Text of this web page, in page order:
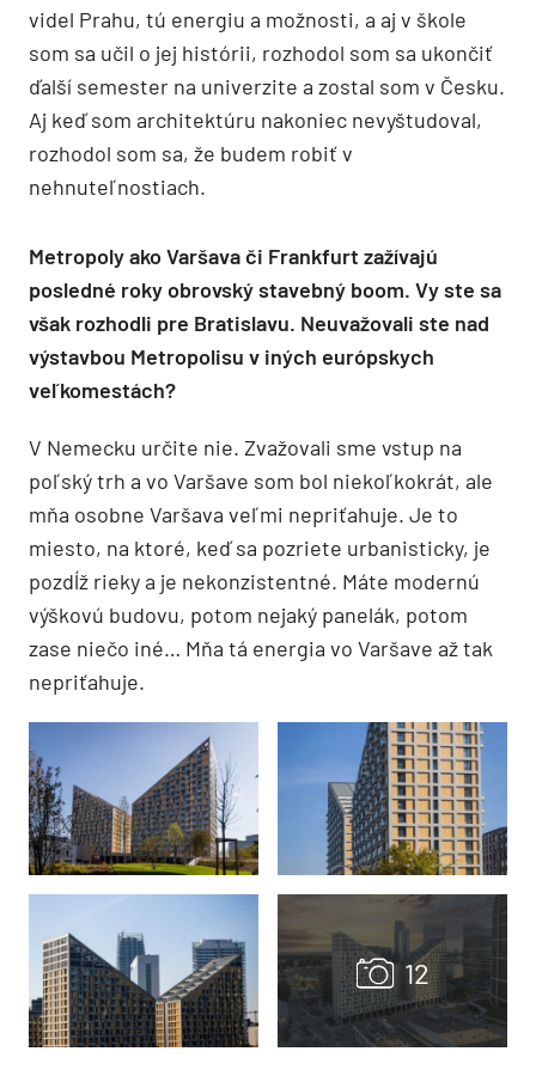
videl Prahu, tú energiu a možnosti, a aj v škole
som sa učil o jej histórii, rozhodol som sa ukončiť
ďalší semester na univerzite a zostal som v Česku.
Aj keď som architektúru nakoniec nevyštudoval,
rozhodol som sa, že budem robiť v
nehnuteľnostiach.
Metropoly ako Varšava či Frankfurt zažívajú
posledné roky obrovský stavebný boom. Vy ste sa
však rozhodli pre Bratislavu. Neuvažovali ste nad
výstavbou Metropolisu v iných európskych
veľkomestách?
V Nemecku určite nie. Zvažovali sme vstup na
poľský trh a vo Varšave som bol niekoľkokrát, ale
mňa osobne Varšava veľmi nepriťahuje. Je to
miesto, na ktoré, keď sa pozriete urbanisticky, je
pozdĺž rieky a je nekonzistentné. Máte modernú
výškovú budovu, potom nejaký panelák, potom
zase niečo iné… Mňa tá energia vo Varšave až tak
nepriťahuje.